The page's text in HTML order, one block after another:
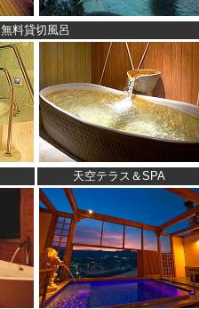
無料貸切風呂
天空テラス＆SPA